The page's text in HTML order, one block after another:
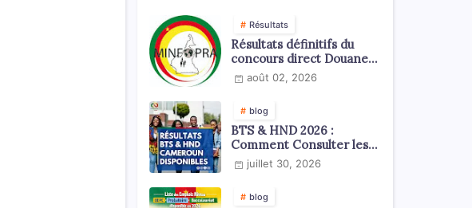
Résultats
Résultats définitifs du
concours direct Douanes
2026août 02, 2026
blog
BTS & HND 2026 :
Comment Consulter les
Résultats ?
juillet 30, 2026
blog